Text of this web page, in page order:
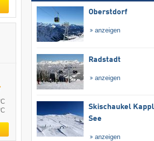
Oberstdorf
anzeigen
Radstadt
anzeigen
Skischaukel
See
anzeigen